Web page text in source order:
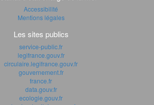
Accessibilité
Mentions légales
Les sites publics
service-public.fr
legifrance.gouv.fr
circulaire.legifrance.gouv.fr
gouvernement.fr
france.fr
data.gouv.fr
ecologie.gouv.fr